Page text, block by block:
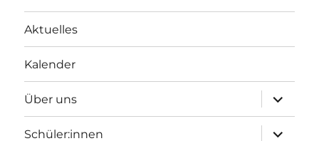
Aktuelles
Kalender
Über uns
öffnen
Schüler:innen